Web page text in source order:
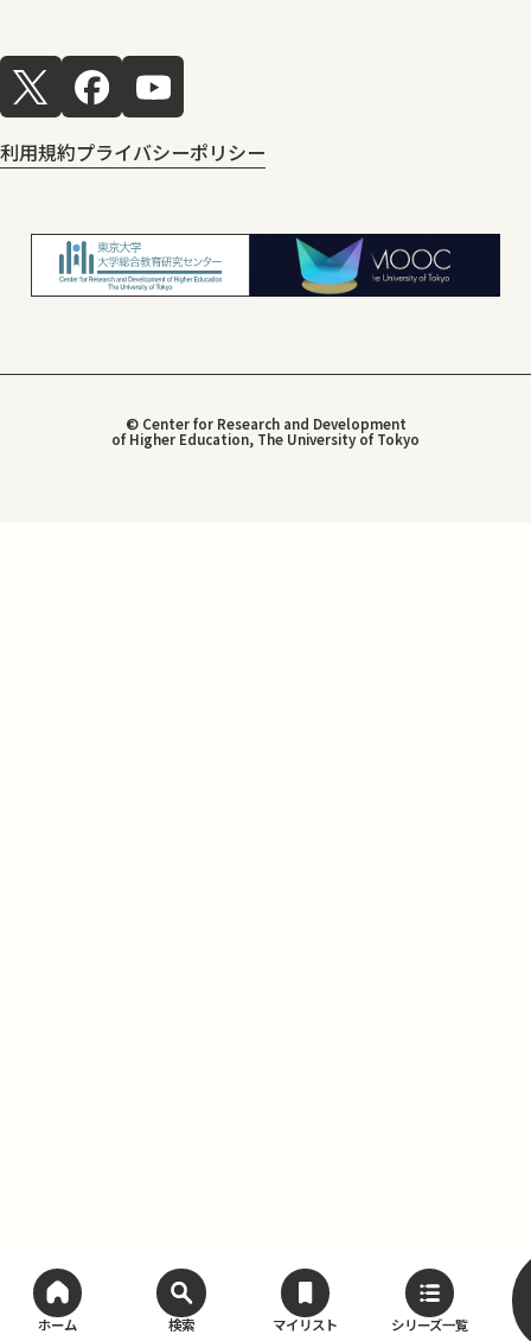
ホーム 検索 マイリスト シリーズ一覧
利用規約プライバシーポリシー
© Center for Research and Development
of Higher Education, The University of Tokyo